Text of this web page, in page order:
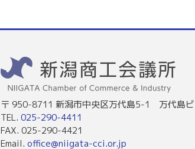
〒 950-8711 新潟市中央区万代島5-1 万代島
TEL. 025-290-4411
FAX. 025-290-4421
Email. office@niigata-cci.or.jp